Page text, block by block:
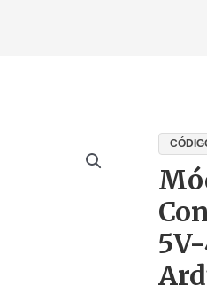
XL6019
Boost
DC-
DC
5A